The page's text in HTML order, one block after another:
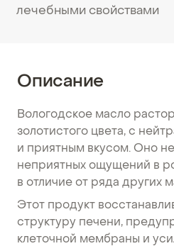
лечебными свойствами
Описание
Вологодское масло
золотистого цвета, с
и приятным вкусом. Оно не
неприятных ощущений в
в отличие от ряда других
Этот продукт
структуру печени,
клеточной мембраны и